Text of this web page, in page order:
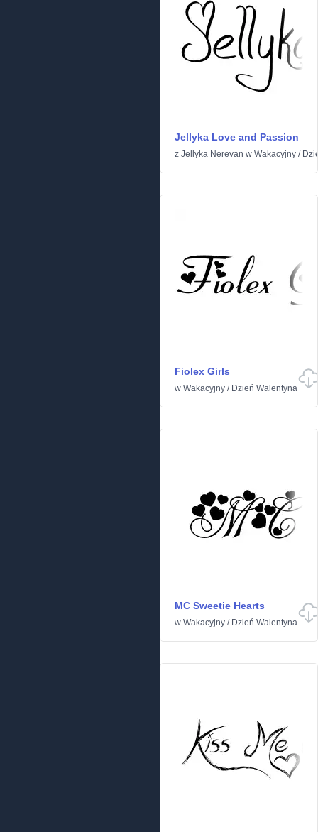
Jellyka Love and Passion
z Jellyka Nerevan w Wakacyjny /
Fiolex Girls
w Wakacyjny / Dzień Walentyna
MC Sweetie Hearts
w Wakacyjny / Dzień Walentyna